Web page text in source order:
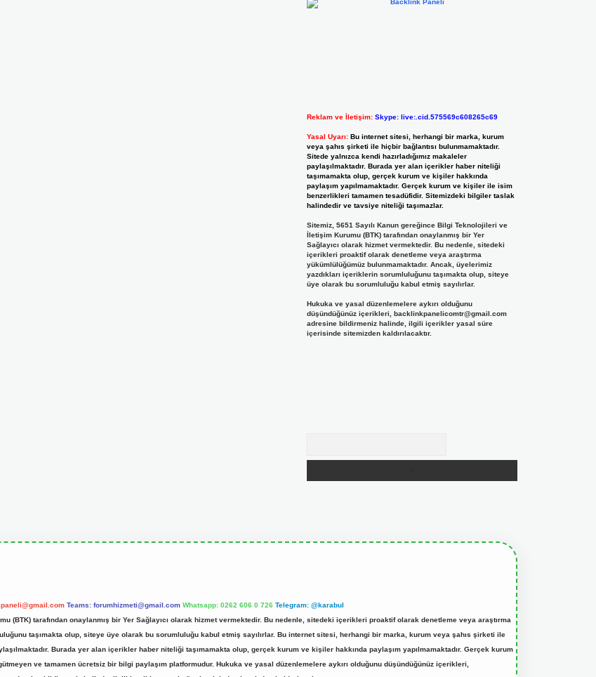
Reklam ve İletişim: Skype: live:.cid.575569c608265c69
Yasal Uyarı: Bu internet sitesi, herhangi bir marka, kurum
veya şahıs şirketi ile hiçbir bağlantısı bulunmamaktadır.
Sitede yalnızca kendi hazırladığımız makaleler
paylaşılmaktadır. Burada yer alan içerikler haber niteliği
taşımamakta olup, gerçek kurum ve kişiler hakkında
paylaşım yapılmamaktadır. Gerçek kurum ve kişiler ile isim
benzerlikleri tamamen tesadüfidir. Sitemizdeki bilgiler taslak
halindedir ve tavsiye niteliği taşımazlar.
Sitemiz, 5651 Sayılı Kanun gereğince Bilgi Teknolojileri ve
İletişim Kurumu (BTK) tarafından onaylanmış bir Yer
Sağlayıcı olarak hizmet vermektedir. Bu nedenle, sitedeki
içerikleri proaktif olarak denetleme veya araştırma
yükümlülüğümüz bulunmamaktadır. Ancak, üyelerimiz
yazdıkları içeriklerin sorumluluğunu taşımakta olup, siteye
üye olarak bu sorumluluğu kabul etmiş sayılırlar.
Hukuka ve yasal düzenlemelere aykırı olduğunu
düşündüğünüz içerikleri, backlinkpanelicomtr@gmail.com
adresine bildirmeniz halinde, ilgili içerikler yasal süre
içerisinde sitemizden kaldırılacaktır.
Teams: forumhizmeti@gmail.com Whatsapp: 0262 606 0 726 Telegram: @karabul
(BTK) tarafından onaylanmış bir Yer Sağlayıcı olarak hizmet vermektedir. Bu nedenle, sitedeki içerikleri proaktif olarak denetleme veya araştırma
taşımakta olup, siteye üye olarak bu sorumluluğu kabul etmiş sayılırlar. Bu internet sitesi, herhangi bir marka, kurum veya şahıs şirketi ile
Burada yer alan içerikler haber niteliği taşımamakta olup, gerçek kurum ve kişiler hakkında paylaşım yapılmamaktadır. Gerçek kurum
ve tamamen ücretsiz bir bilgi paylaşım platformudur. Hukuka ve yasal düzenlemelere aykırı olduğunu düşündüğünüz içerikleri,